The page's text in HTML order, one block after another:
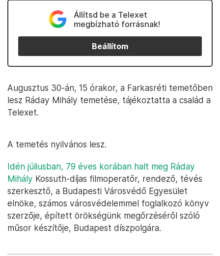
Állítsd be a Telexet
megbízható forrásnak!
Beállítom
Augusztus 30-án, 15 órakor, a Farkasréti temetőben
lesz Ráday Mihály temetése, tájékoztatta a család a
Telexet.
A temetés nyilvános lesz.
Idén júliusban, 79 éves korában halt meg Ráday
Mihály Kossuth-díjas filmoperatőr, rendező, tévés
szerkesztő, a Budapesti Városvédő Egyesület
elnöke, számos városvédelemmel foglalkozó könyv
szerzője, épített örökségünk megőrzéséről szóló
műsor készítője, Budapest díszpolgára.